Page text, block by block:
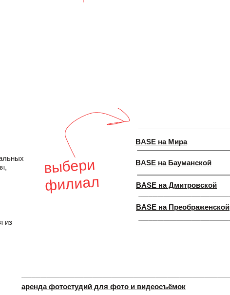
из
выбери
филиал BASE на Дмитровской
BASE на Преображенской
аренда фотостудий для фото и видеосъёмок
BASE на Мира
BASE на Бауманской